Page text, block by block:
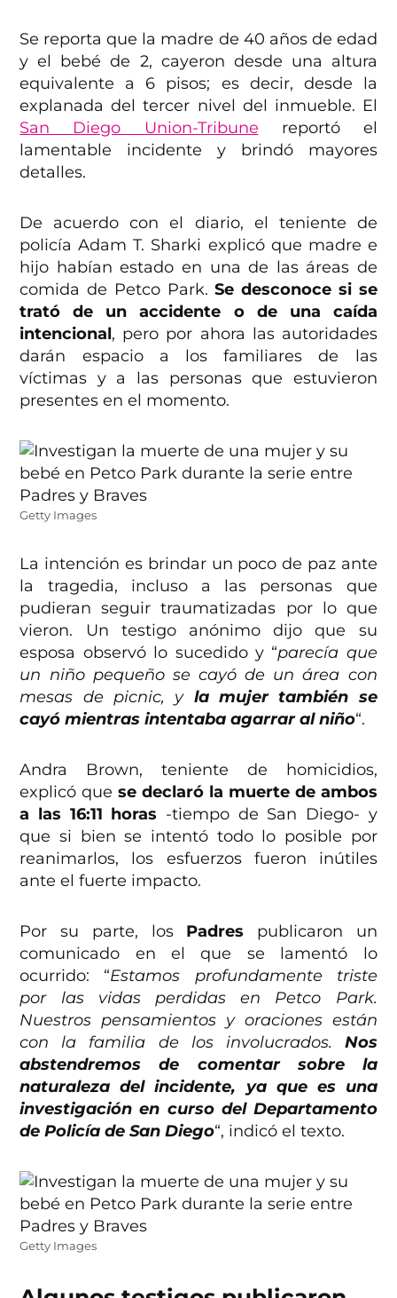
Se reporta que la madre de 40 años de edad
y el bebé de 2, cayeron desde una altura
equivalente a 6 pisos; es decir, desde la
explanada del tercer nivel del inmueble. El
San Diego Union-Tribune reportó el
lamentable incidente y brindó mayores
detalles.
De acuerdo con el diario, el teniente de
policía Adam T. Sharki explicó que madre e
hijo habían estado en una de las áreas de
comida de Petco Park. Se desconoce si se
trató de un accidente o de una caída
intencional, pero por ahora las autoridades
darán espacio a los familiares de las
víctimas y a las personas que estuvieron
presentes en el momento.
Getty Images
La intención es brindar un poco de paz ante
la tragedia, incluso a las personas que
pudieran seguir traumatizadas por lo que
vieron. Un testigo anónimo dijo que su
esposa observó lo sucedido y “parecía que
un niño pequeño se cayó de un área con
mesas de picnic, yla mujer también se
cayó mientras intentaba agarrar al niño“.
Andra Brown, teniente de homicidios,
explicó que se declaró la muerte de ambos
a las 16:11 horas -tiempo de San Diego- y
que si bien se intentó todo lo posible por
reanimarlos, los esfuerzos fueron inútiles
ante el fuerte impacto.
Por su parte, los Padres publicaron un
comunicado en el que se lamentó lo
ocurrido: “Estamos profundamente triste
por las vidas perdidas en Petco Park.
Nuestros pensamientos y oraciones están
con la familia de los involucrados. Nos
abstendremos de comentar sobre la
naturaleza del incidente, ya que es una
investigación en curso del Departamento
de Policía de San Diego“, indicó el texto.
Getty Images